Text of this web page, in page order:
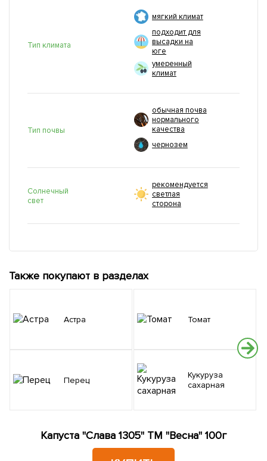
Тип климата
мягкий климат
подходит для
высадки на
юге
умеренный
климат
Тип почвы
обычная почва
нормального
качества
чернозем
Солнечный
свет
рекомендуется
светлая
сторона
Также покупают в разделах
Астра
Перец
Томат
Кукуруза
сахарная
Капуста "Слава 1305" ТМ "Весна" 100г